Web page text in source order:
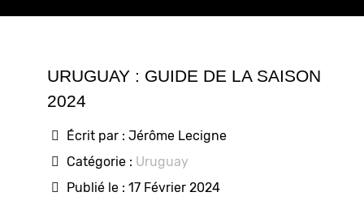
URUGUAY : GUIDE DE LA SAISON
2024
Écrit par : Jérôme Lecigne
Catégorie : Uruguay
Publié le : 17 Février 2024